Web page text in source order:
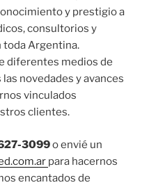
y prestigio a
consultorios y
toda Argentina.
diferentes medios de
novedades y avances
vinculados
clientes.
3099o envié un
para hacernos
encantados de